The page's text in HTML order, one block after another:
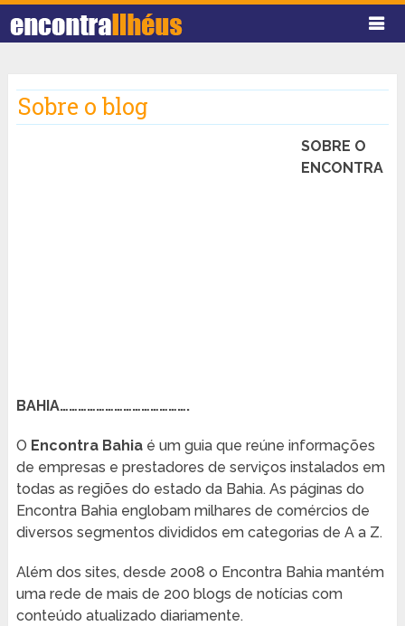
Sobre o blog
SOBRE O
ENCONTRA
BAHIA…………………………………….
O Encontra Bahiaé um guia que reúne informações
de empresas e prestadores de serviços instalados em
todas as regiões do estado da Bahia. As páginas do
Encontra Bahia englobam milhares de comércios de
diversos segmentos divididos em categorias de A a Z.
Além dos sites, desde 2008 o Encontra Bahia mantém
uma rede de mais de 200 blogs de notícias com
conteúdo atualizado diariamente.